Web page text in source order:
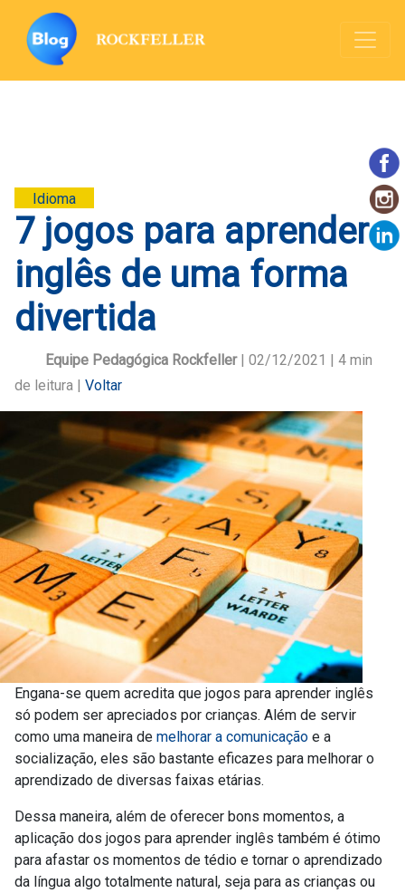
Idioma
7 jogos para aprender
inglês de uma forma
divertida
Equipe Pedagógica Rockfeller| 02/12/2021 | 4 min
de leitura | Voltar
Engana-se quem acredita que jogos para aprender inglês
só podem ser apreciados por crianças. Além de servir
como uma maneira de melhorar a comunicação e a
socialização, eles são bastante eficazes para melhorar o
aprendizado de diversas faixas etárias.
Dessa maneira, além de oferecer bons momentos, a
aplicação dos jogos para aprender inglês também é ótimo
para afastar os momentos de tédio e tornar o aprendizado
da língua algo totalmente natural, seja para as crianças ou